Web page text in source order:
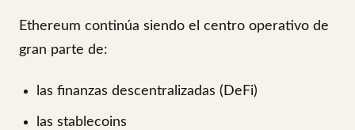
Ethereum continúa siendo el centro operativo de
gran parte de:
las finanzas descentralizadas (DeFi)
las stablecoins